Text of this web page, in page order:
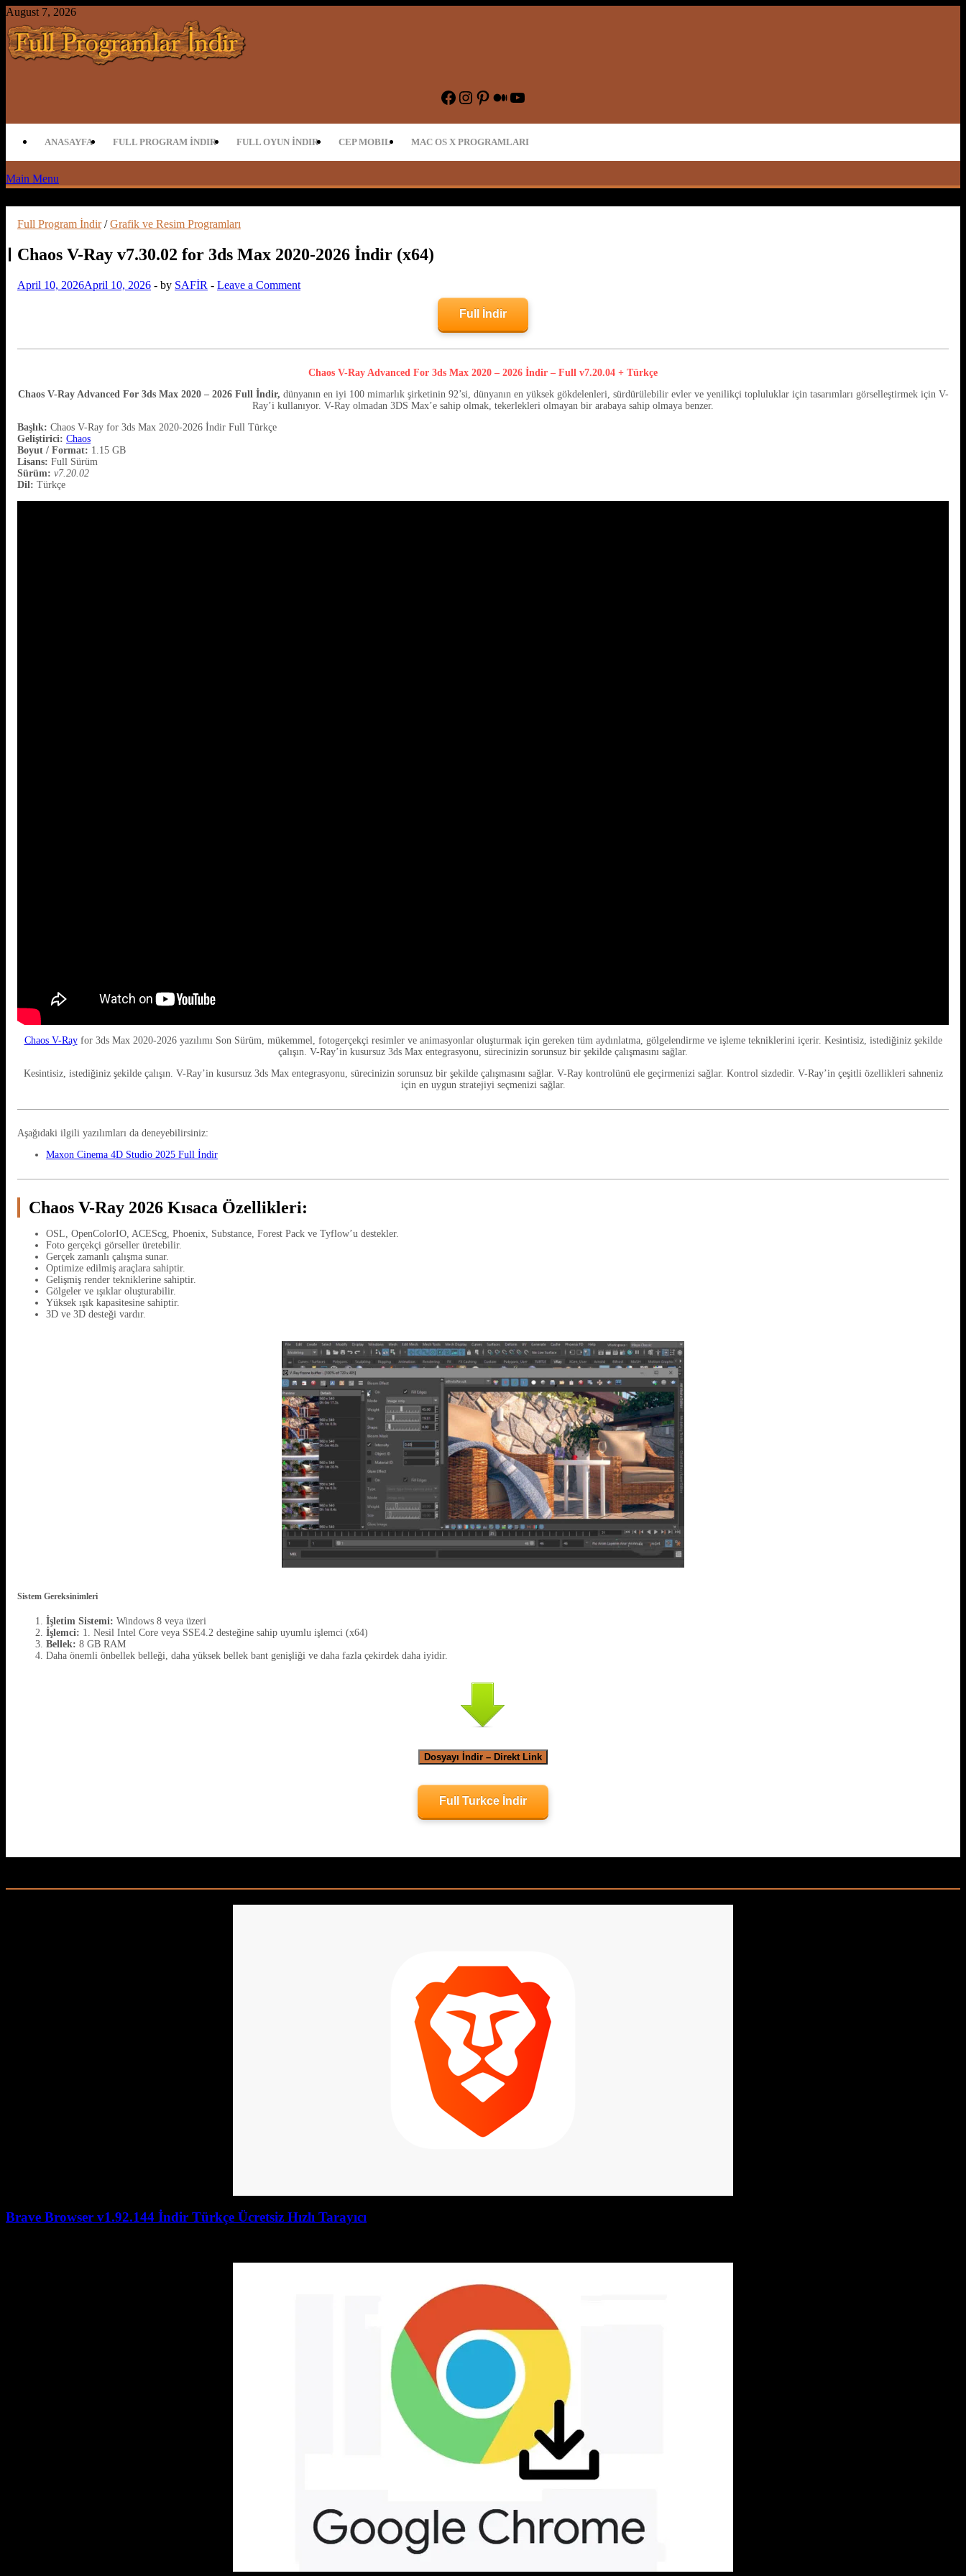
Skip
content
August 7, 2026
Full Program İndir Full Programlar İndir – Oyun İndirFacebook
Instagram
Pinterest
Medium
YouTube
ANASAYFA FULL PROGRAM İNDIR FULL OYUN İNDIR CEP MOBIL MAC OS X PROGRAMLARI
Main Menu
Full Program İndir/Grafik ve Resim Programları
Chaos V-Ray v7.30.02 for 3ds Max 2020-2026 İndir (x64)
April 10, 2026April 10, 2026 - by SAFİR - Leave a Comment
Full İndir
Chaos V-Ray Advanced For 3ds Max 2020 – 2026 İndir – Full v7.20.04 + Türkçe
Chaos V-Ray Advanced For 3ds Max 2020 – 2026 Full İndir, dünyanın en iyi 100 mimarlık şirketinin 92’si, dünyanın en yüksek gökdelenleri, sürdürülebilir evler ve yenilikçi topluluklar için tasarımları görselleştirmek için V-
Ray’i kullanıyor. V-Ray olmadan 3DS Max’e sahip olmak, tekerlekleri olmayan bir arabaya sahip olmaya benzer.
Başlık: Chaos V-Ray for 3ds Max 2020-2026 İndir Full Türkçe
Geliştirici: Chaos
Boyut / Format: 1.15 GB
Lisans: Full Sürüm
Sürüm: v7.20.02
Dil: Türkçe
Chaos V-Rayfor 3ds Max 2020-2026 yazılımı Son Sürüm, mükemmel, fotogerçekçi resimler ve animasyonlar oluşturmak için gereken tüm aydınlatma, gölgelendirme ve işleme tekniklerini içerir. Kesintisiz, istediğiniz şekilde
çalışın. V-Ray’in kusursuz 3ds Max entegrasyonu, sürecinizin sorunsuz bir şekilde çalışmasını sağlar.
Kesintisiz, istediğiniz şekilde çalışın. V-Ray’in kusursuz 3ds Max entegrasyonu, sürecinizin sorunsuz bir şekilde çalışmasını sağlar. V-Ray kontrolünü ele geçirmenizi sağlar. Kontrol sizdedir. V-Ray’in çeşitli özellikleri sahneniz
için en uygun stratejiyi seçmenizi sağlar.
Aşağıdaki ilgili yazılımları da deneyebilirsiniz:
Maxon Cinema 4D Studio 2025 Full İndir
Chaos V-Ray 2026 Kısaca Özellikleri:
OSL, OpenColorIO, ACEScg, Phoenix, Substance, Forest Pack ve Tyflow’u destekler.
Foto gerçekçi görseller üretebilir.
Gerçek zamanlı çalışma sunar.
Optimize edilmiş araçlara sahiptir.
Gelişmiş render tekniklerine sahiptir.
Gölgeler ve ışıklar oluşturabilir.
Yüksek ışık kapasitesine sahiptir.
3D ve 3D desteği vardır.
Sistem Gereksinimleri
İşletim Sistemi: Windows 8 veya üzeri
İşlemci: 1. Nesil Intel Core veya SSE4.2 desteğine sahip uyumlu işlemci (x64)
Bellek: 8 GB RAM
Daha önemli önbellek belleği, daha yüksek bellek bant genişliği ve daha fazla çekirdek daha iyidir.
Dosyayı İndir – Direkt Link
Full Turkce İndir
Brave Browser v1.92.144 İndir Türkçe Ücretsiz Hızlı Tarayıcı